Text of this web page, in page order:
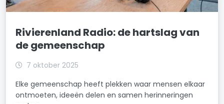
Rivierenland Radio: de hartslag van
de gemeenschap
7 oktober 2025
Elke gemeenschap heeft plekken waar mensen elkaar
ontmoeten, ideeën delen en samen herinneringen